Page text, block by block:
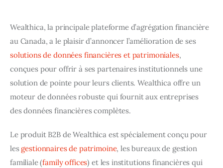
Wealthica, la principale plateforme d’agrégation financière
au Canada, a le plaisir d’annoncer l’amélioration de ses
solutions de données financières et patrimoniales,
conçues pour offrir à ses partenaires institutionnels une
solution de pointe pour leurs clients. Wealthica offre un
moteur de données robuste qui fournit aux entreprises
des données financières complètes.
Le produit B2B de Wealthica est spécialement conçu pour
les gestionnaires de patrimoine, les bureaux de gestion
familiale (family offices) et les institutions financières qui